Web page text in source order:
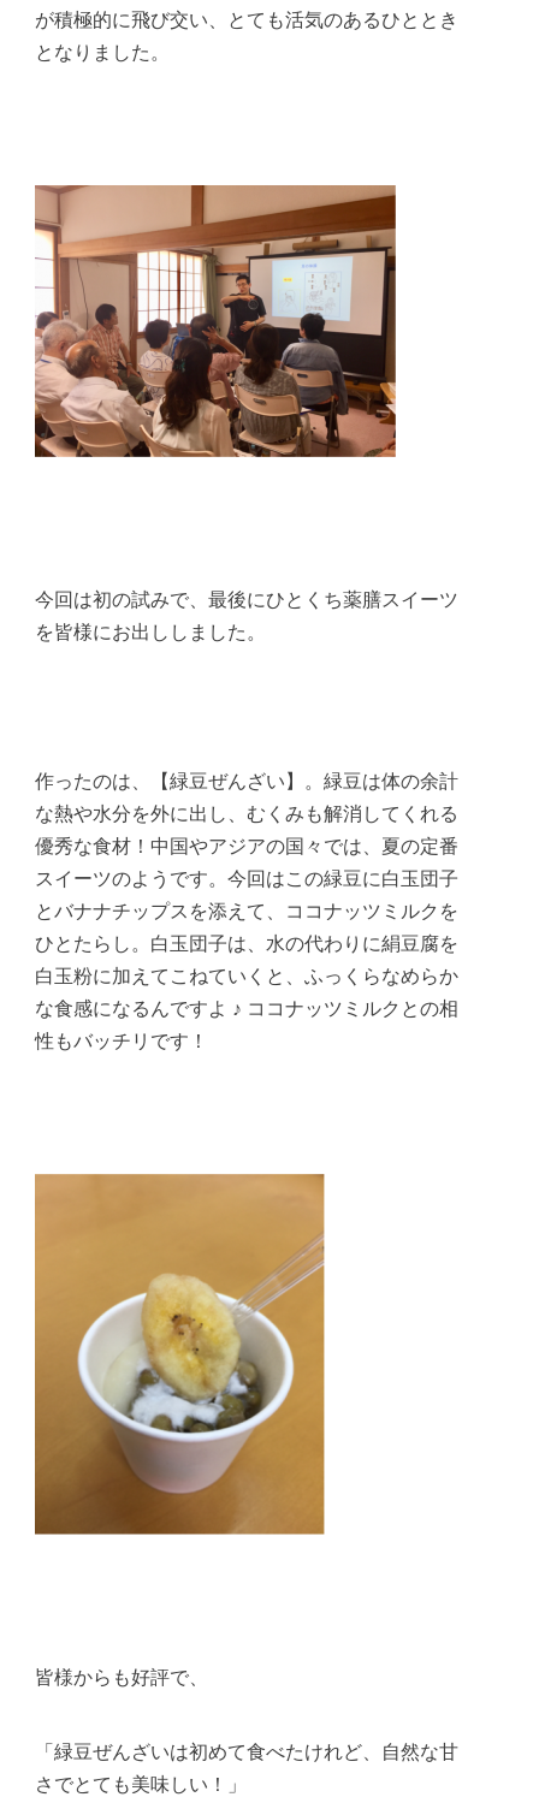
が積極的に飛び交い、とても活気のあるひととき
となりました。
今回は初の試みで、最後にひとくち薬膳スイーツ
を皆様にお出ししました。
作ったのは、【緑豆ぜんざい】。緑豆は体の余計
な熱や水分を外に出し、むくみも解消してくれる
優秀な食材！中国やアジアの国々では、夏の定番
スイーツのようです。今回はこの緑豆に白玉団子
とバナナチップスを添えて、ココナッツミルクを
ひとたらし。白玉団子は、水の代わりに絹豆腐を
白玉粉に加えてこねていくと、ふっくらなめらか
な食感になるんですよ ♪ ココナッツミルクとの相
性もバッチリです！
皆様からも好評で、
「緑豆ぜんざいは初めて食べたけれど、自然な甘
さでとても美味しい！」